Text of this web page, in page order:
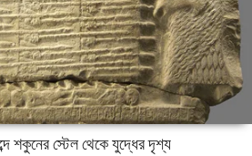
শকুনের স্টেল থেকে যুদ্ধের দৃশ্য